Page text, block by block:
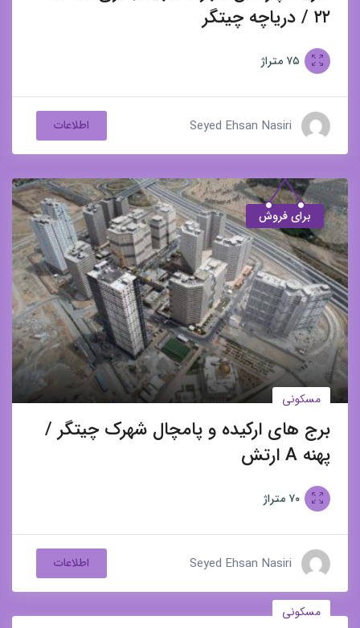
۷۵ متراژ
Seyed Ehsan Nasiri اطلاعات
برای فروش
مسکونی
برج های ارکیده و پامچال شهرک چیتگر /
پهنه A ارتش
۷۰ متراژ
Seyed Ehsan Nasiri اطلاعات
مسکونی